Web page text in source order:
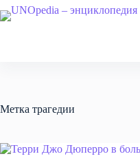
Перейти
к
Метка трагедии